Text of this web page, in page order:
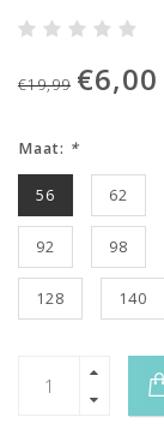
€19,99 €6,00
Maat: *
56 62
92 98
128 140